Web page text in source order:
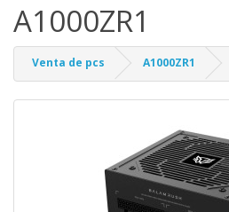
A1000ZR1
Venta de pcs A1000ZR1